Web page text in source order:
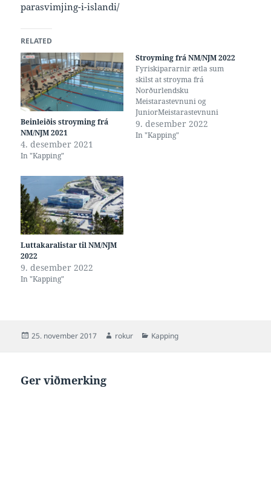
parasvimjing-i-islandi/
RELATED
Beinleiðis stroyming frá
NM/NJM 2021
4. desember 2021
In "Kapping"
Stroyming frá NM/NJM 2022
Fyriskipararnir ætla sum
skilst at stroyma frá
Norðurlendsku
Meistarastevnuni og
JuniorMeistarastevnuni
2022, her á vimeo.com
https://vimeo.com/event/2684
9. desember 2022
In "Kapping"
Luttakaralistar til NM/NJM
2022
9. desember 2022
In "Kapping"
Posted
25. november 2017 Author
rokur Categories
Kapping
Ger viðmerking